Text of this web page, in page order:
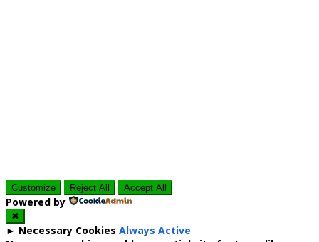
Customize Reject All Accept All
Powered by
✖
► Necessary Cookies Always Active